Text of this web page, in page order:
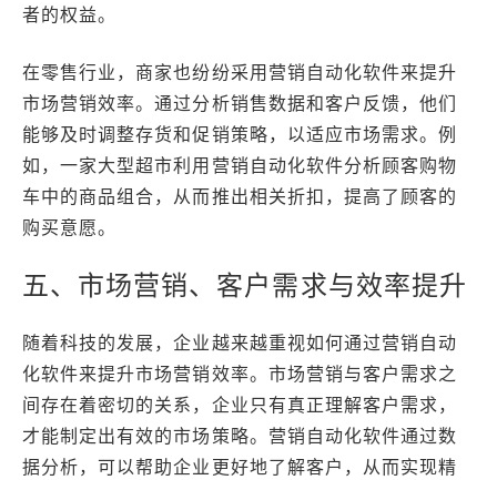
者的权益。
在零售行业，商家也纷纷采用营销自动化软件来提升
市场营销效率。通过分析销售数据和客户反馈，他们
能够及时调整存货和促销策略，以适应市场需求。例
如，一家大型超市利用营销自动化软件分析顾客购物
车中的商品组合，从而推出相关折扣，提高了顾客的
购买意愿。
五、市场营销、客户需求与效率提升
随着科技的发展，企业越来越重视如何通过营销自动
化软件来提升市场营销效率。市场营销与客户需求之
间存在着密切的关系，企业只有真正理解客户需求，
才能制定出有效的市场策略。营销自动化软件通过数
据分析，可以帮助企业更好地了解客户，从而实现精